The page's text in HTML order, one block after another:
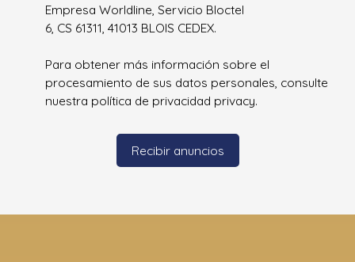
Empresa Worldline, Servicio Bloctel
6, CS 61311, 41013 BLOIS CEDEX.
Para obtener más información sobre el
procesamiento de sus datos personales, consulte
nuestra política de privacidad privacy.
Recibir anuncios